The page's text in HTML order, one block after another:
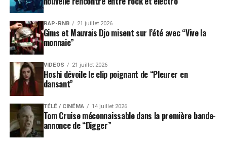
RAP-RNB 21 juillet 2026
Gims et Mauvais Djo misent sur l’été avec “Vive la
monnaie”
VIDEOS 21 juillet 2026
Hoshi dévoile le clip poignant de “Pleurer en
dansant”
TÉLÉ / CINÉMA 14 juillet 2026
Tom Cruise méconnaissable dans la première bande-
annonce de “Digger”